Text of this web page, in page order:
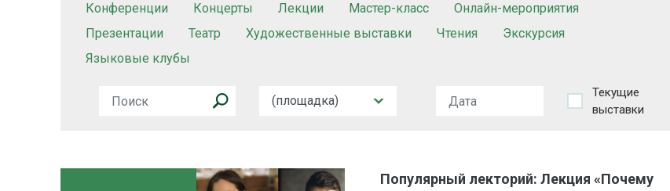
Конференции
Концерты Лекции Мастер-класс
Онлайн-мероприятия
Презентации
Театр Художественные выставки Чтения
Экскурсия
Языковые клубы
Текущие
выставки
Популярный лекторий: Лекция «Почему